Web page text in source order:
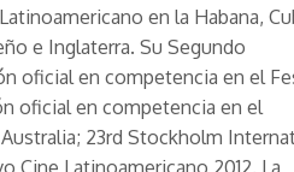
en la Habana,
e Inglaterra. Su Segundo
oficial en competencia en el
oficial en competencia en el
23rd Stockholm
Cine Latinoamericano 2012, La